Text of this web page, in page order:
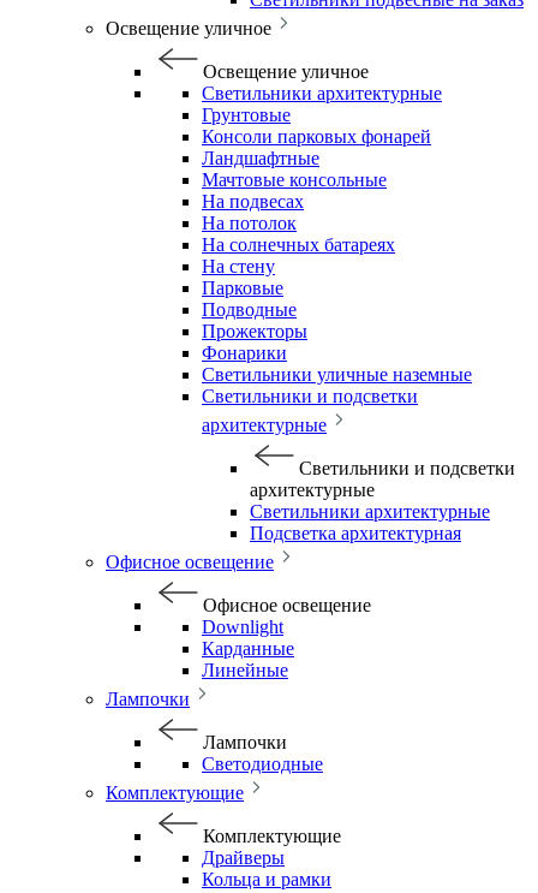
Освещение уличное
Освещение уличное
Светильники архитектурные
Грунтовые
Консоли парковых фонарей
Ландшафтные
Мачтовые консольные
На подвесах
На потолок
На солнечных батареях
На стену
Парковые
Подводные
Прожекторы
Фонарики
Светильники уличные наземные
Светильники и подсветки
архитектурные
Светильники и подсветки
архитектурные
Светильники архитектурные
Подсветка архитектурная
Офисное освещение
Офисное освещение
Downlight
Карданные
Линейные
Лампочки
Лампочки
Светодиодные
Комплектующие
Комплектующие
Драйверы
Кольца и рамки